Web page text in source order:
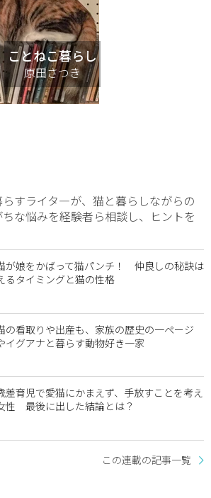
ことねこ暮らし
原田さつき
すライタ―が、猫と暮らしながらの
な悩みを経験者ら相談し、ヒントを
が娘をかばって猫パンチ！ 仲良しの秘訣は
るタイミングと猫の性格
の看取りや出産も、家族の歴史の一ページ
イグアナと暮らす動物好き一家
差育児で愛猫にかまえず、手放すことを考え
性 最後に出した結論とは？
この連載の記事一覧